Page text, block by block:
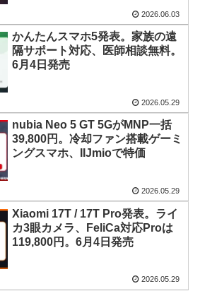
2026.06.03
かんたんスマホ5発表。家族の遠
隔サポート対応、医師相談無料。
6月4日発売
2026.05.29
nubia Neo 5 GT 5GがMNP一括
39,800円。冷却ファン搭載ゲーミ
ングスマホ、IIJmioで特価
2026.05.29
Xiaomi 17T / 17T Pro発表。ライ
カ3眼カメラ、FeliCa対応Proは
119,800円。6月4日発売
2026.05.29